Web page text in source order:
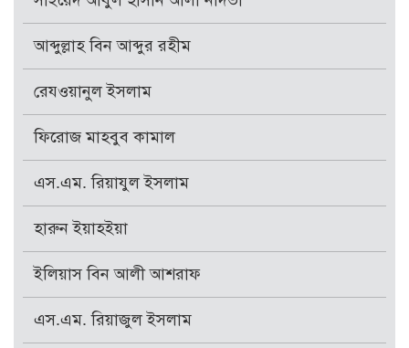
আব্দুল্লাহ বিন আব্দুর রহীম
রেযওয়ানুল ইসলাম
ফিরোজ মাহবুব কামাল
এস.এম. রিয়াযুল ইসলাম
হারুন ইয়াহইয়া
ইলিয়াস বিন আলী আশরাফ
এস.এম. রিয়াজুল ইসলাম